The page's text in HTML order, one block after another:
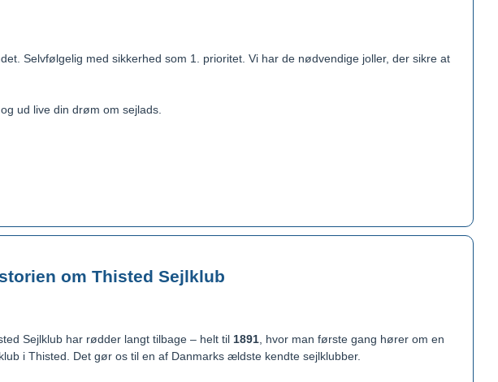
Selvfølgelig med sikkerhed som 1. prioritet. Vi har de nødvendige joller, der sikre at
ud live din drøm om sejlads.
om Thisted Sejlklub
Sejlklub har rødder langt tilbage – helt til 1891, hvor man første gang hører om en
i Thisted. Det gør os til en af Danmarks ældste kendte sejlklubber.